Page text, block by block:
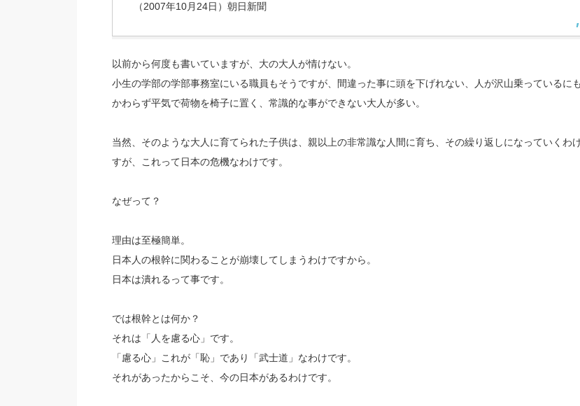
（2007年10月24日）朝日新聞
以前から何度も書いていますが、大の大人が情けない。
小生の学部の学部事務室にいる職員もそうですが、間違った事に頭を下げれない、人が沢山乗っているに
かわらず平気で荷物を椅子に置く、常識的な事ができない大人が多い。
当然、そのような大人に育てられた子供は、親以上の非常識な人間に育ち、その繰り返しになっていくわ
すが、これって日本の危機なわけです。
なぜって？
理由は至極簡単。
日本人の根幹に関わることが崩壊してしまうわけですから。
日本は潰れるって事です。
では根幹とは何か？
それは「人を慮る心」です。
「慮る心」これが「恥」であり「武士道」なわけです。
それがあったからこそ、今の日本があるわけです。